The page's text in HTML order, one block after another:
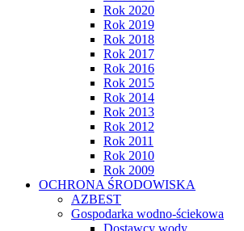
Rok 2020
Rok 2019
Rok 2018
Rok 2017
Rok 2016
Rok 2015
Rok 2014
Rok 2013
Rok 2012
Rok 2011
Rok 2010
Rok 2009
OCHRONA ŚRODOWISKA
AZBEST
Gospodarka wodno-ściekowa